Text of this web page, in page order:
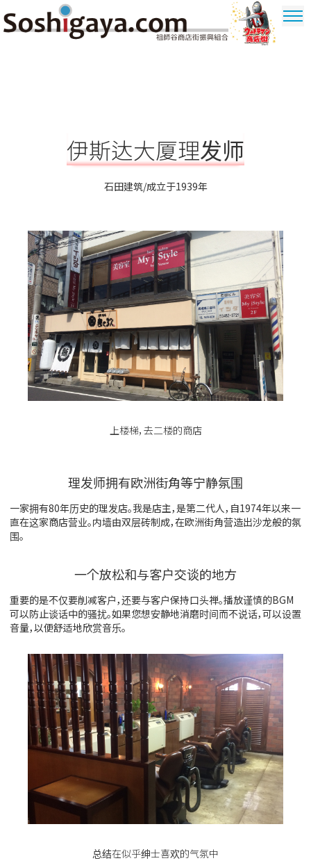
伊斯达大厦理发师
石田建筑/成立于1939年
上楼梯，去二楼的商店
理发师拥有欧洲街角等宁静氛围
一家拥有80年历史的理发店。我是店主，是第二代人，自1974年以来一
直在这家商店营业。内墙由双层砖制成，在欧洲街角营造出沙龙般的氛
围。
一个放松和与客户交谈的地方
重要的是不仅要削减客户，还要与客户保持口头禅。播放谨慎的BGM
可以防止谈话中的骚扰。如果您想安静地消磨时间而不说话，可以设置
音量，以便舒适地欣赏音乐。
总结在似乎绅士喜欢的气氛中